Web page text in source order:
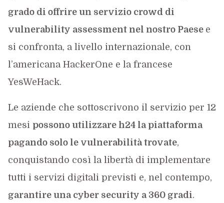
grado di offrire un servizio crowd di
vulnerability assessment nel nostro Paese e
si confronta, a livello internazionale, con
l’americana HackerOne e la francese
YesWeHack.
Le aziende che sottoscrivono il servizio per 12
mesi possono utilizzare h24 la piattaforma
pagando solo le vulnerabilità trovate,
conquistando così la libertà di implementare
tutti i servizi digitali previsti e, nel contempo,
garantire una cyber security a 360 gradi.